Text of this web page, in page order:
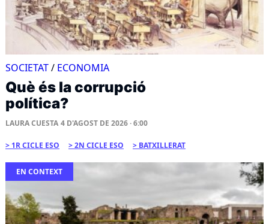
SOCIETAT/ ECONOMIA
Què és la corrupció
política?
LAURA CUESTA 4 D'AGOST DE 2026 · 6:00
1R CICLE ESO 2N CICLE ESO BATXILLERAT
EN CONTEXT